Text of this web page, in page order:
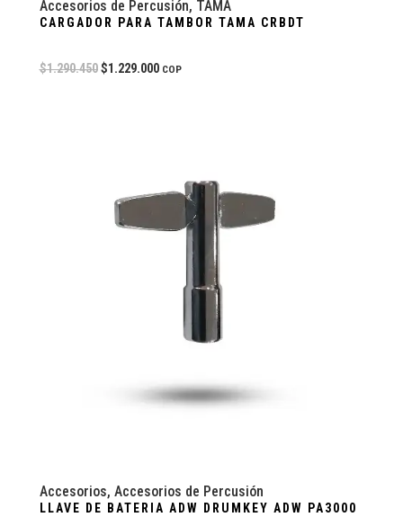
Accesorios de Percusión, TAMA
CARGADOR PARA TAMBOR TAMA CRBDT
$1.290.450 $1.229.000 COP
Accesorios, Accesorios de Percusión
LLAVE DE BATERIA ADW DRUMKEY ADW PA3000